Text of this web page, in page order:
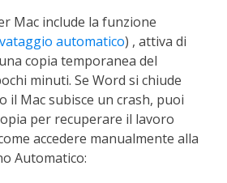
Mac include la funzione
automatico) , attiva di
copia temporanea del
minuti. Se Word si chiude
il Mac subisce un crash, puoi
per recuperare il lavoro
accedere manualmente alla
Automatico: